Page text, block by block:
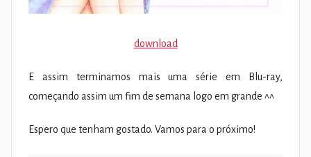
download
E assim terminamos mais uma série em Blu-ray,
começando assim um fim de semana logo em grande ^^
Espero que tenham gostado. Vamos para o próximo!